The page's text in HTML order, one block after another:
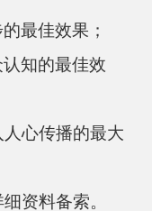
最佳效果；
知的最佳效
心传播的最大
资料备索。